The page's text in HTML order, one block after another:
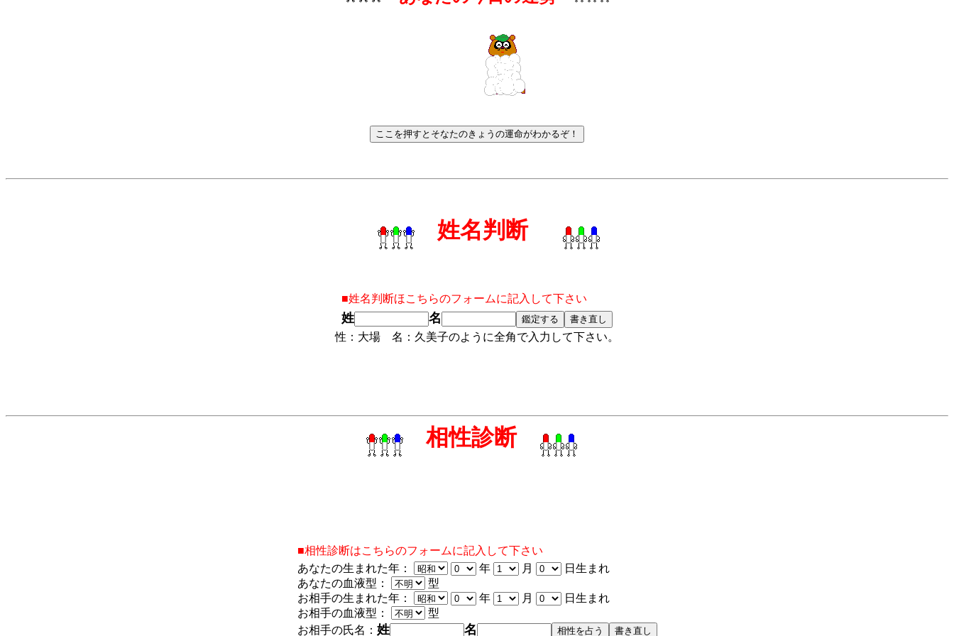
姓名判断
■姓名判断ほこちらのフォームに記入して下さい
姓 名
性：大場 名：久美子のように全角で入力して下さい。
相性診断
■相性診断はこちらのフォームに記入して下さい
あなたの生まれた年：
年 月
日生まれ
あなたの血液型：
型
お相手の生まれた年：
年 月
日生まれ
お相手の血液型：
型
お相手の氏名： 姓 名